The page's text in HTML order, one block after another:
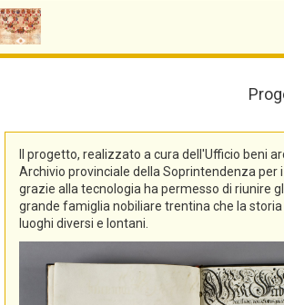
Il progetto, realizzato a cura dell'Ufficio beni
Archivio provinciale della Soprintendenza per
grazie alla tecnologia ha permesso di riunire
grande famiglia nobiliare trentina che la storia
luoghi diversi e lontani.